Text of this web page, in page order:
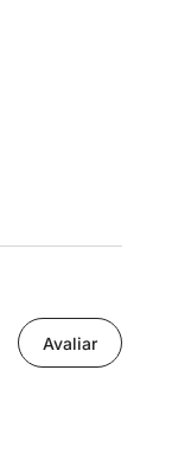
Avaliar